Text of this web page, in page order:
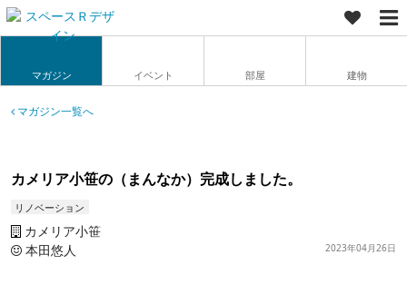
マガジン イベント 部屋 建物
マガジン一覧へ
カメリア小笹の（まんなか）完成しました。
リノベーション
カメリア小笹
本田悠人
2023年04月26日